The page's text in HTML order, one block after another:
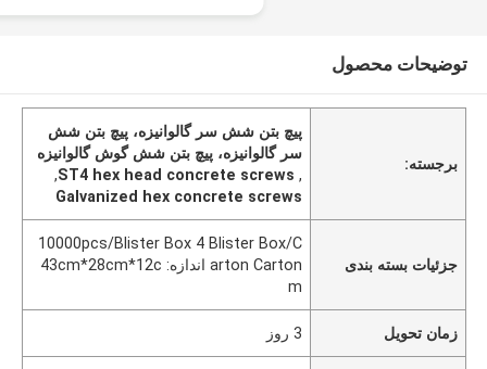
توضیحات محصول
برجسته:
پیچ بتن شش سر گالوانیزه، پیچ بتن شش
سر گالوانیزه، پیچ بتن شش گوش گالوانیزه
,
ST4 hex head concrete screws
,
Galvanized hex concrete screws
جزئیات بسته بندی
10000pcs/Blister Box 4 Blister Box/C
arton Carton اندازه: 43cm*28cm*12c
m
زمان تحویل 3 روز